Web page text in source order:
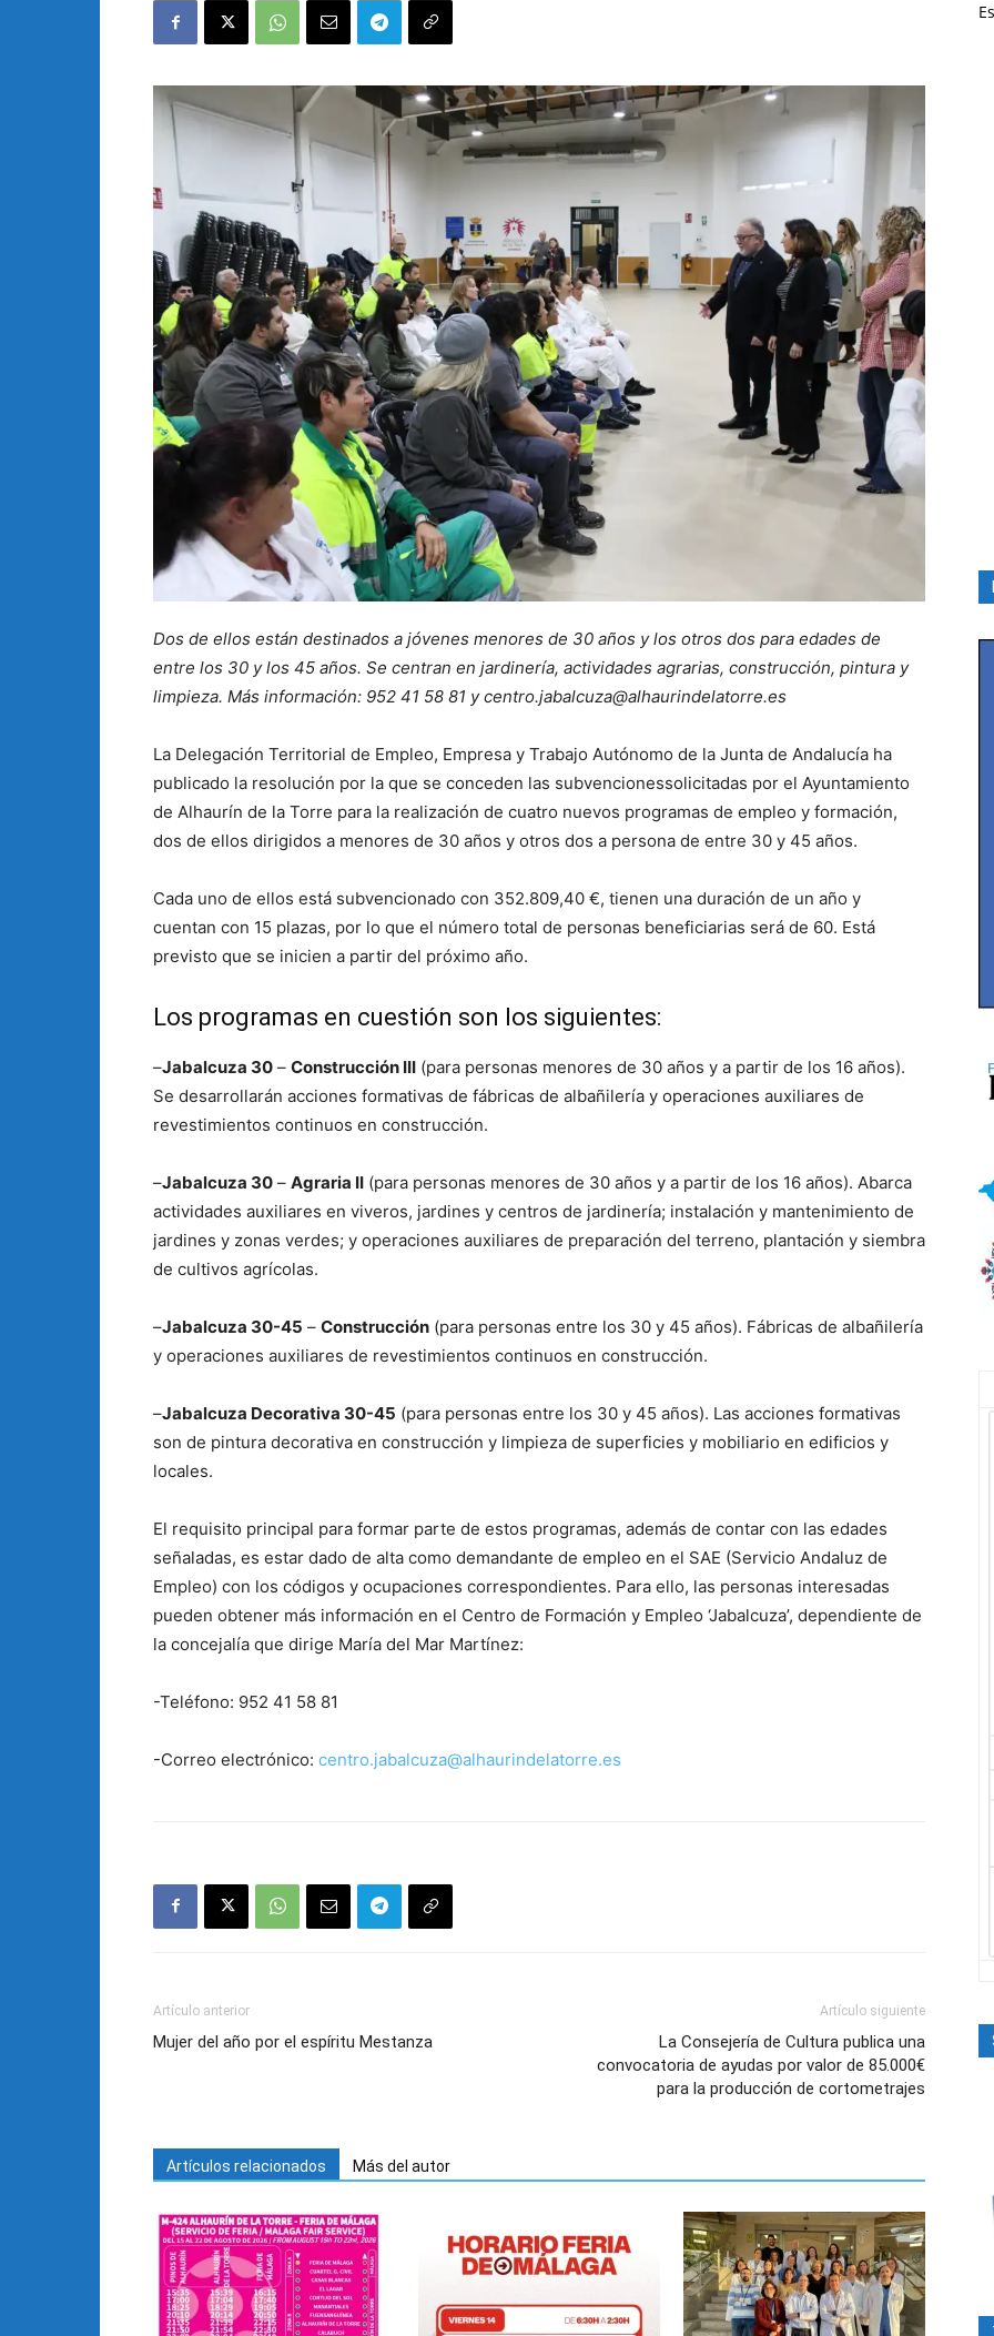
Dos de ellos están destinados a jóvenes menores de 30 años y los otros dos para edades de
entre los 30 y los 45 años. Se centran en jardinería, actividades agrarias, construcción, pintura y
limpieza. Más información: 952 41 58 81 y centro.jabalcuza@alhaurindelatorre.es
La Delegación Territorial de Empleo, Empresa y Trabajo Autónomo de la Junta de Andalucía ha
publicado la resolución por la que se conceden las subvencionessolicitadas por el Ayuntamiento
de Alhaurín de la Torre para la realización de cuatro nuevos programas de empleo y formación,
dos de ellos dirigidos a menores de 30 años y otros dos a persona de entre 30 y 45 años.
Cada uno de ellos está subvencionado con 352.809,40 €, tienen una duración de un año y
cuentan con 15 plazas, por lo que el número total de personas beneficiarias será de 60. Está
previsto que se inicien a partir del próximo año.
Los programas en cuestión son los siguientes:
–Jabalcuza 30 – Construcción III (para personas menores de 30 años y a partir de los 16 años).
Se desarrollarán acciones formativas de fábricas de albañilería y operaciones auxiliares de
revestimientos continuos en construcción.
–Jabalcuza 30 – Agraria II (para personas menores de 30 años y a partir de los 16 años). Abarca
actividades auxiliares en viveros, jardines y centros de jardinería; instalación y mantenimiento de
jardines y zonas verdes; y operaciones auxiliares de preparación del terreno, plantación y siembra
de cultivos agrícolas.
–Jabalcuza 30-45 – Construcción (para personas entre los 30 y 45 años). Fábricas de albañilería
y operaciones auxiliares de revestimientos continuos en construcción.
–Jabalcuza Decorativa 30-45 (para personas entre los 30 y 45 años). Las acciones formativas
son de pintura decorativa en construcción y limpieza de superficies y mobiliario en edificios y
locales.
El requisito principal para formar parte de estos programas, además de contar con las edades
señaladas, es estar dado de alta como demandante de empleo en el SAE (Servicio Andaluz de
Empleo) con los códigos y ocupaciones correspondientes. Para ello, las personas interesadas
pueden obtener más información en el Centro de Formación y Empleo ‘Jabalcuza’, dependiente de
la concejalía que dirige María del Mar Martínez:
-Teléfono: 952 41 58 81
-Correo electrónico: centro.jabalcuza@alhaurindelatorre.es
Artículo anterior
Mujer del año por el espíritu Mestanza
Artículo siguiente
La Consejería de Cultura publica una
convocatoria de ayudas por valor de 85.000€
para la producción de cortometrajes
Artículos relacionados Más del autor